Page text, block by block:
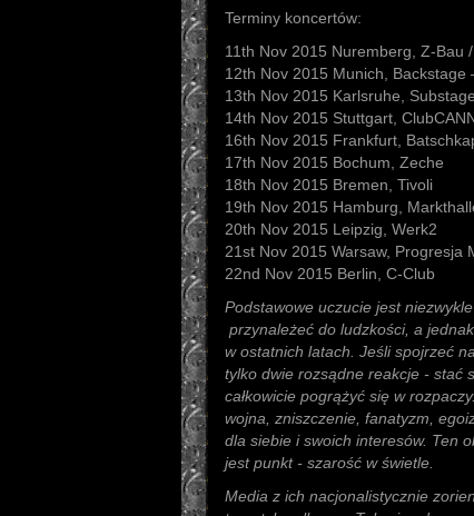
Terminy koncertów:
11th Nov 2015 Nuremberg, Z-Bau
12th Nov 2015 Munich, Backstage
13th Nov 2015 Karlsruhe, Substage
14th Nov 2015 Stuttgart,
16th Nov 2015 Frankfurt,
17th Nov 2015 Bochum, Zeche
18th Nov 2015 Bremen, Tivoli
19th Nov 2015 Hamburg,
20th Nov 2015 Leipzig, Werk2
21st Nov 2015 Warsaw, Progresja
22nd Nov 2015 Berlin, C-Club
Podstawowe uczucie jest
przynależeć do ludzkości, a
w ostatnich latach. Jeśli spojrzeć
tylko dwie rozsądne reakcje - stać
całkowicie pogrążyć się w
wojna, zniszczenie, fanatyzm,
dla siebie i swoich interesów. Ten
jest punkt - szarość w świetle.
Media z ich nacjonalistycznie